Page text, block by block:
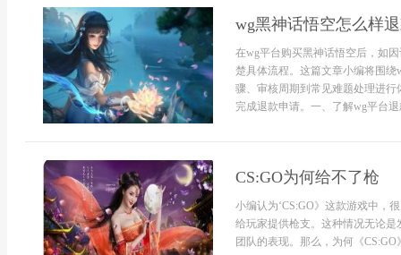
wg黑神话悟空怎么样
在wg平台购买黑神话悟空后，如
楚具体流程。这篇文章小编将围
骤、审核周期到常见难题处理进
完成退款申请。一、了解wg平台
CS:GO为何给不了枪
小编认为‘CS:GO》这款游戏中
给玩家提供枪支。这种情况无论
团队的表现。那么，为何《